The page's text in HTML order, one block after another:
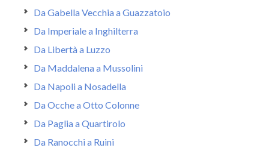
Da Gabella Vecchia a Guazzatoio
Da Imperiale a Inghilterra
Da Libertà a Luzzo
Da Maddalena a Mussolini
Da Napoli a Nosadella
Da Ocche a Otto Colonne
Da Paglia a Quartirolo
Da Ranocchi a Ruini